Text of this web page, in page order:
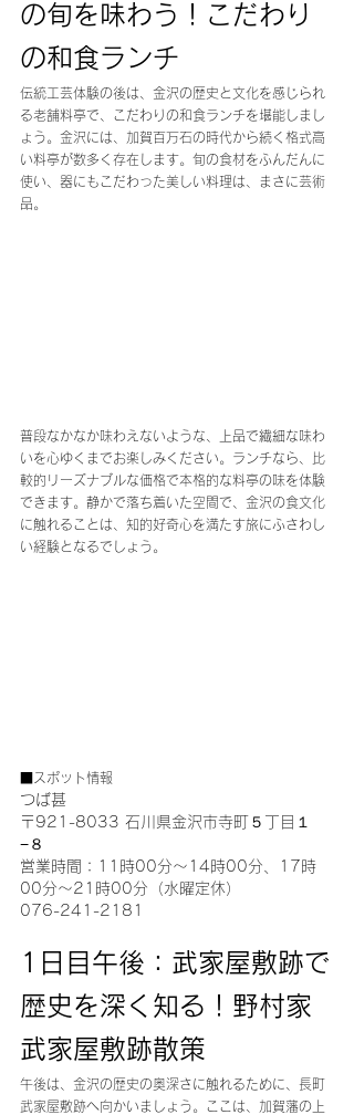
の旬を味わう！こだわり
の和食ランチ
伝統工芸体験の後は、金沢の歴史と文化を感じられ
る老舗料亭で、こだわりの和食ランチを堪能しまし
ょう。金沢には、加賀百万石の時代から続く格式高
い料亭が数多く存在します。旬の食材をふんだんに
使い、器にもこだわった美しい料理は、まさに芸術
品。
普段なかなか味わえないような、上品で繊細な味わ
いを心ゆくまでお楽しみください。ランチなら、比
較的リーズナブルな価格で本格的な料亭の味を体験
できます。静かで落ち着いた空間で、金沢の食文化
に触れることは、知的好奇心を満たす旅にふさわし
い経験となるでしょう。
■スポット情報
つば甚
〒921-8033 石川県金沢市寺町５丁目１
−８
営業時間：11時00分～14時00分、17時
00分～21時00分（水曜定休）
076-241-2181
1日目午後：武家屋敷跡で
歴史を深く知る！野村家
武家屋敷跡散策
午後は、金沢の歴史の奥深さに触れるために、長町
武家屋敷跡へ向かいましょう。ここは、加賀藩の上